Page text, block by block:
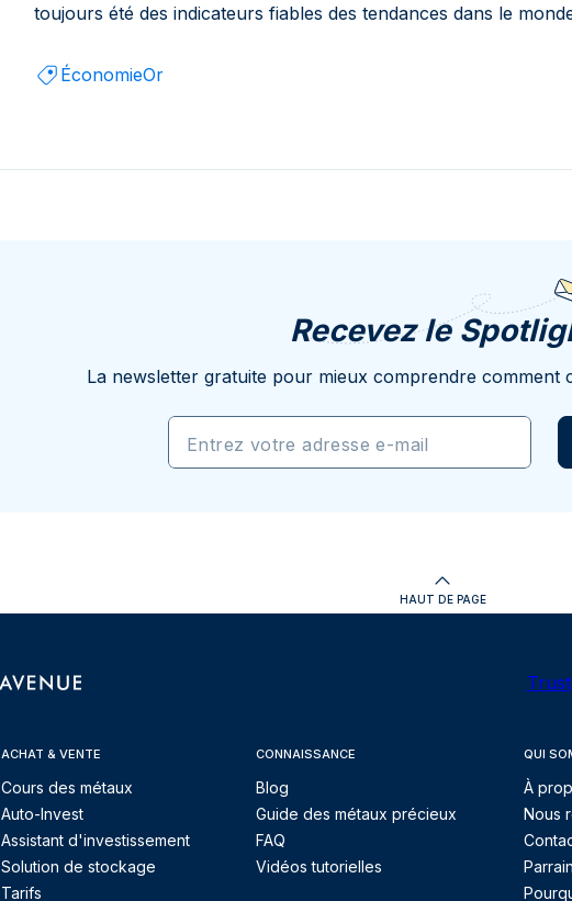
toujours été des indicateurs fiables des tendances dans le
ÉconomieOr
Recevez le
La newsletter gratuite pour mieux comprendre comment
Entrez votre adresse e-mail
HAUT DE PAGE
ACHAT & VENTE
Cours des métaux
Auto-Invest
Assistant d'investissement
Solution de stockage
Tarifs
CONNAISSANCE
Blog
Guide des métaux précieux
FAQ
Vidéos tutorielles
QUI
À
Nous